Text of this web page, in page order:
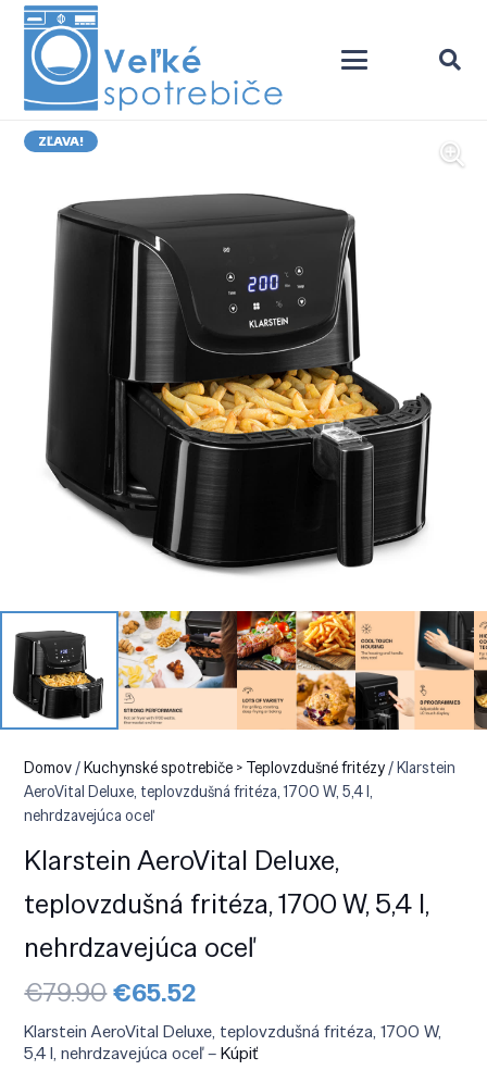
ZĽAVA!
Domov/Kuchynské spotrebiče > Teplovzdušné fritézy/ Klarstein
AeroVital Deluxe, teplovzdušná fritéza, 1700 W, 5,4 l,
nehrdzavejúca oceľ
Klarstein AeroVital Deluxe,
teplovzdušná fritéza, 1700 W, 5,4 l,
nehrdzavejúca oceľ
€79.90Pôvodná
cena
bola:
€79.90.
€65.52
je:
€65.52.
Klarstein AeroVital Deluxe, teplovzdušná fritéza, 1700 W,
5,4 l, nehrdzavejúca oceľ –Kúpiť